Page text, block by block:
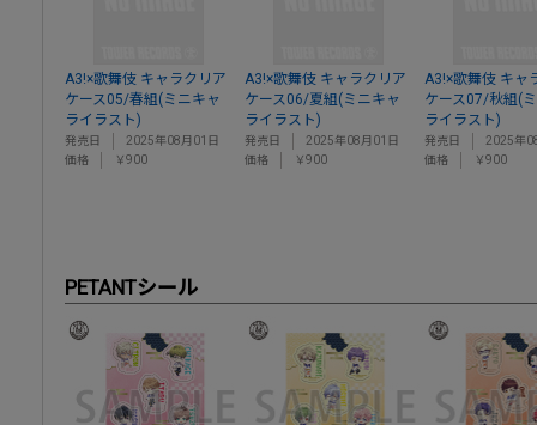
A3!×歌舞伎 キャラクリア
ケース05/春組(ミニキャ
ライラスト)
発売日
2025年08月01日
価格
￥900
A3!×歌舞伎 キャラクリア
ケース06/夏組(ミニキャ
ライラスト)
発売日
2025年08月01日
価格
￥900
A3!×歌舞伎 キャ
ケース07/秋組(
ライラスト)
発売日
2025年
価格
￥900
PETANTシール